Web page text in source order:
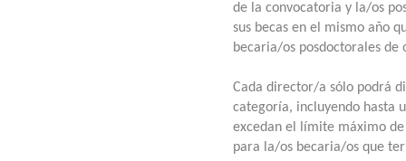
de la convocatoria y la/os
sus becas en el mismo año
becaria/os posdoctorales
Cada director/a sólo podrá
categoría, incluyendo hasta
excedan el límite máximo
para la/os becaria/os que